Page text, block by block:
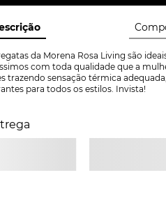
da Morena Rosa Living são
com toda qualidade que a
trazendo sensação térmica
para todos os estilos. Invista!